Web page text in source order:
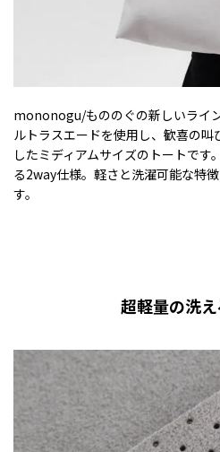
mononogu/もののぐの新しいライ
ルトラスエードを使用し、歓喜の
したミディアムサイズのトートで
る2way仕様。軽さと洗濯可能な特
す。
超軽量の洗